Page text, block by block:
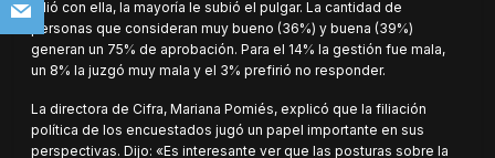
lidió con ella, la mayoría le subió el pulgar. La cantidad de
personas que consideran muy bueno (36%) y buena (39%)
generan un 75% de aprobación. Para el 14% la gestión fue mala,
un 8% la juzgó muy mala y el 3% prefirió no responder.
La directora de Cifra, Mariana Pomiés, explicó que la filiación
política de los encuestados jugó un papel importante en sus
perspectivas. Dijo: «Es interesante ver que las posturas sobre la